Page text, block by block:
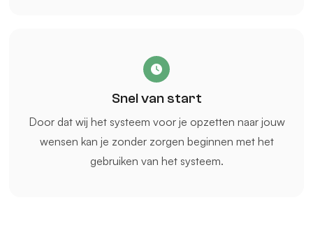
Snel van start
Door dat wij het systeem voor je opzetten naar jouw
wensen kan je zonder zorgen beginnen met het
gebruiken van het systeem.